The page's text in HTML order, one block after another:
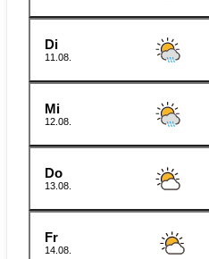
Di
11.08.
Mi
12.08.
Do
13.08.
Fr
14.08.